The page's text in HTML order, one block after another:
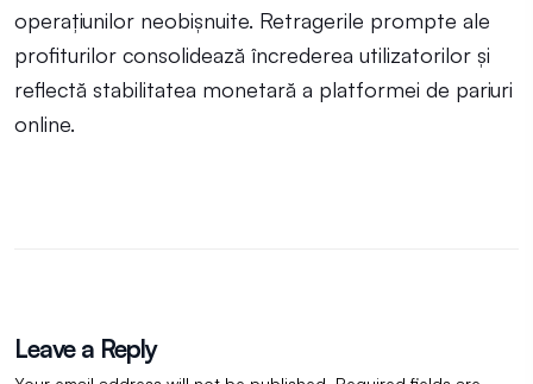
operațiunilor neobișnuite. Retragerile prompte ale
profiturilor consolidează încrederea utilizatorilor și
reflectă stabilitatea monetară a platformei de pariuri
online.
Leave a Reply